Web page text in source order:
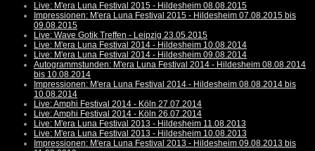
Live: M'era Luna Festival 2015 - Hildesheim 08.08.2015
Impressionen: M'era Luna Festival 2015 - Hildesheim 07.08.2015 bis
09.08.2015
Live: Wave Gotik Treffen - Leipzig 23.05.2015
Live: M'era Luna Festival 2014 - Hildesheim 10.08.2014
Live: M'era Luna Festival 2014 - Hildesheim 09.08.2014
Autogrammstunden: M'era Luna Festival 2014 - Hildesheim 08.08.2014
bis 10.08.2014
Impressionen: M'era Luna Festival 2014 - Hildesheim 08.08.2014 bis
10.08.2014
Live: Amphi Festival 2014 - Köln 27.07.2014
Live: Amphi Festival 2014 - Köln 26.07.2014
Live: M'era Luna Festival 2013 - Hildesheim 11.08.2013
Live: M'era Luna Festival 2013 - Hildesheim 10.08.2013
Impressionen: M'era Luna Festival 2013 - Hildesheim 09.08.2013 bis